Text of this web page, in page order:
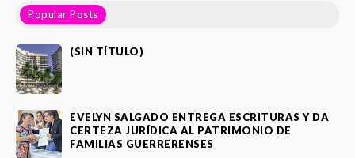
Popular Posts
(SIN TÍTULO)
EVELYN SALGADO ENTREGA ESCRITURAS Y DA
CERTEZA JURÍDICA AL PATRIMONIO DE
FAMILIAS GUERRERENSES